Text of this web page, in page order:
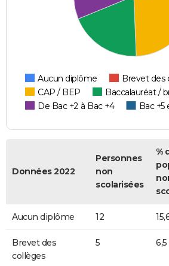
Aucun diplôme
Brevet des
CAP / BEP
Baccalauréat /
De Bac +2 à Bac +4
Bac +5
Données 2022
Personnes
non
scolarisées
%
Aucun diplôme 12
Brevet des
collèges
5 6,5